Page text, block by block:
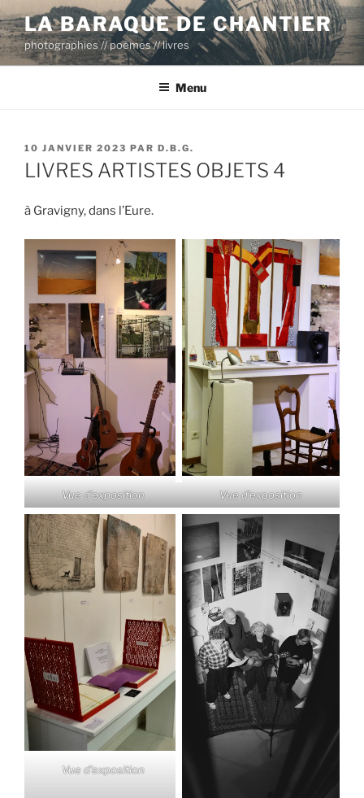
Aller
au
contenu
principal
LA BARAQUE DE CHANTIER
photographies // poèmes // livres
Menu
PUBLIÉ
LE
10 JANVIER 2023 PAR D.B.G.
LIVRES ARTISTES OBJETS 4
à Gravigny, dans l’Eure.
Vue d’exposition Vue d’exposition
Vue d’exposition